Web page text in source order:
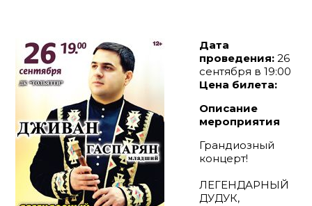
Дата
проведения: 26
сентября в 19:00
Цена билета:
Описание
мероприятия
Грандиозный
концерт!
ЛЕГЕНДАРНЫЙ
ДУДУК,